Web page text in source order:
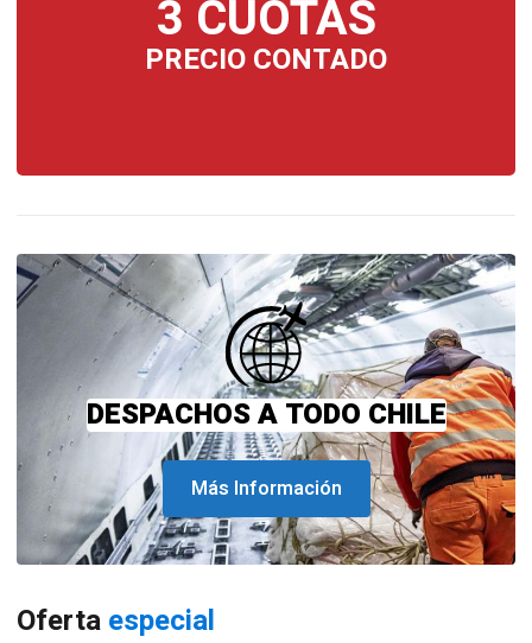
3 CUOTAS
PRECIO CONTADO
DESPACHOS A TODO CHILE
Más Información
Oferta especial